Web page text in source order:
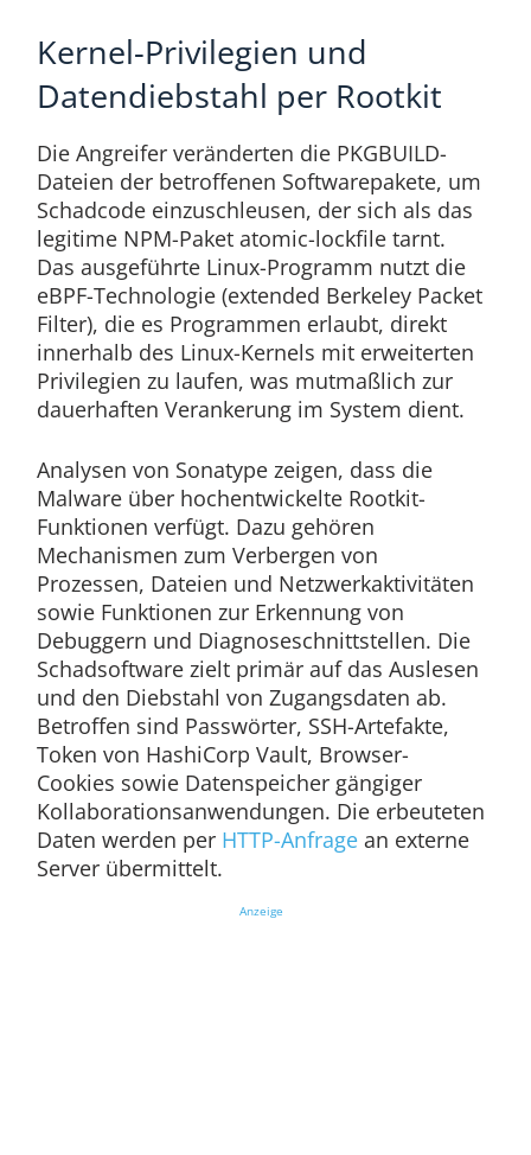
Kernel-Privilegien und
Datendiebstahl per Rootkit
Die Angreifer veränderten die PKGBUILD-
Dateien der betroffenen Softwarepakete, um
Schadcode einzuschleusen, der sich als das
legitime NPM-Paket atomic-lockfile tarnt.
Das ausgeführte Linux-Programm nutzt die
eBPF-Technologie (extended Berkeley Packet
Filter), die es Programmen erlaubt, direkt
innerhalb des Linux-Kernels mit erweiterten
Privilegien zu laufen, was mutmaßlich zur
dauerhaften Verankerung im System dient.
Analysen von Sonatype zeigen, dass die
Malware über hochentwickelte Rootkit-
Funktionen verfügt. Dazu gehören
Mechanismen zum Verbergen von
Prozessen, Dateien und Netzwerkaktivitäten
sowie Funktionen zur Erkennung von
Debuggern und Diagnoseschnittstellen. Die
Schadsoftware zielt primär auf das Auslesen
und den Diebstahl von Zugangsdaten ab.
Betroffen sind Passwörter, SSH-Artefakte,
Token von HashiCorp Vault, Browser-
Cookies sowie Datenspeicher gängiger
Kollaborationsanwendungen. Die erbeuteten
Daten werden per HTTP-Anfragean externe
Server übermittelt.
Anzeige